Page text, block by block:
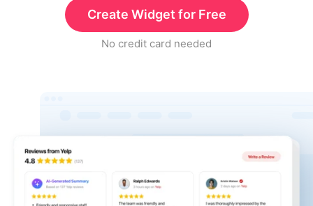
Create Widget for Free
No credit card needed